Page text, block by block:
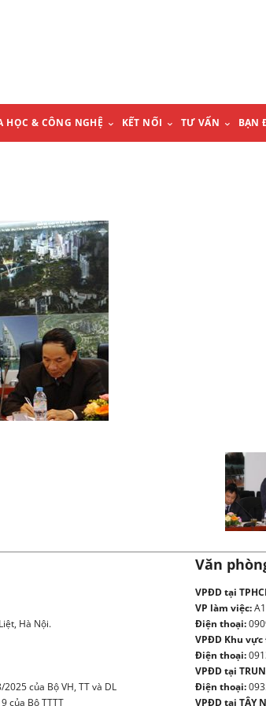
HỌC & CÔNG NGHỆ KẾT NỐI TƯ VẤN BẠN
Hà Nội.
của Bộ VH, TT và DL
của Bộ TTTT
Văn
VPĐD tại
VP làm việc:
Điện thoại:
VPĐD Khu vực
Điện thoại:
VPĐD tại
Điện thoại:
VPĐD tại TÂY